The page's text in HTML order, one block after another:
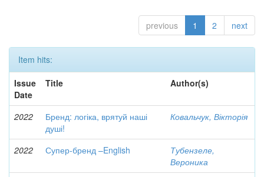
previous 1 2 next
Item hits:
Issue
Date
Title Author(s)
2022
Бренд: логіка, врятуй наші
душі!
Ковальчук, Вікторія
2022 Супер-бренд –English
Тубензеле,
Вероника